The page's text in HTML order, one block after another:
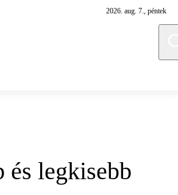
2026. aug. 7., péntek
legkisebb